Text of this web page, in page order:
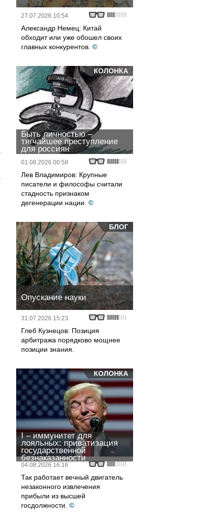
27.07.2026 10:54
Александр Немец: Китай
обходит или уже обошел своих
главных конкурентов. ©
КОЛОНКА
Быть личностью –
тягчайшее преступление
для россиян
01.08.2026 00:58
Лев Владимиров: Крупные
писатели и философы считали
стадность признаком
дегенерации нации. ©
БЛОГ
Опускание науки
31.07.2026 15:23
Глеб Кузнецов: Позиция
арбитража порядково мощнее
позиции знания.
КОЛОНКА
I – иммунитет для
лояльных: приватизация
государственной
безнаказанности
04.08.2026 16:16
Так работает вечный двигатель
незаконного извлечения
прибыли из высшей
госдолжности. ©